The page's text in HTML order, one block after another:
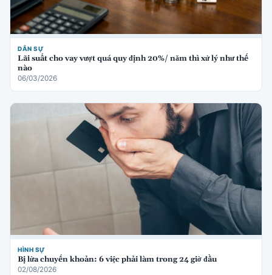
DÂN SỰ
Lãi suất cho vay vượt quá quy định 20%/ năm thì xử lý như thế
nào
06/03/2026
HÌNH SỰ
Bị lừa chuyển khoản: 6 việc phải làm trong 24 giờ đầu
02/08/2026